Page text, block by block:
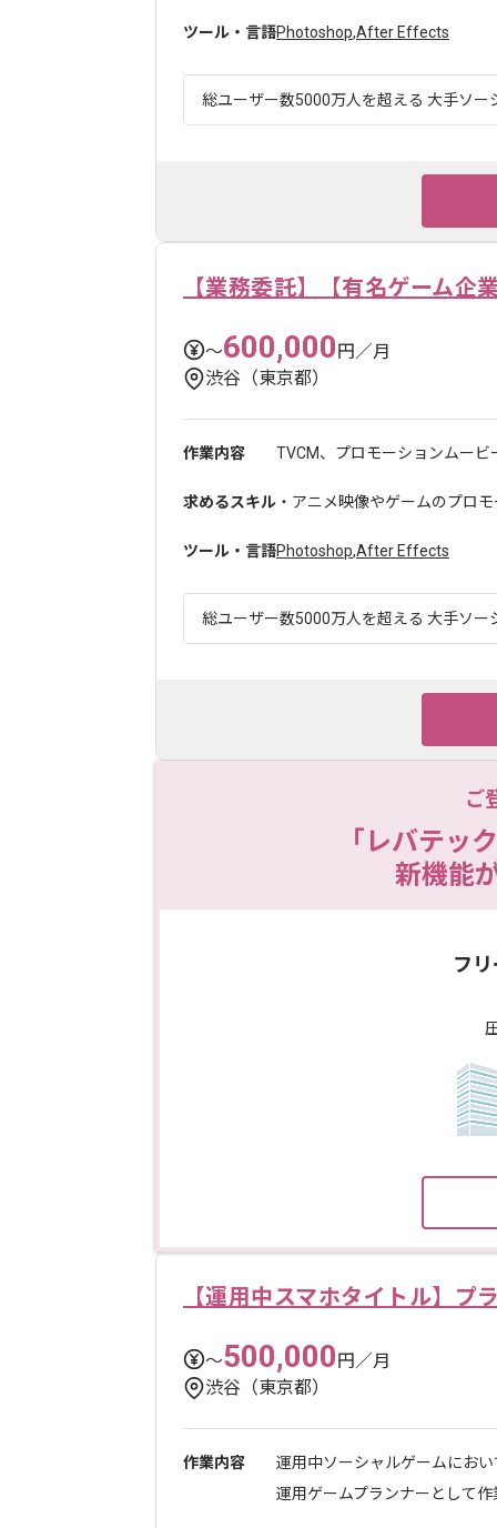
ツール・言語Photoshop,After Effects
総ユーザー数5000万人を超える 大手ソ
【業務委託】【有名ゲーム企
〜600,000円／月
渋谷（東京都）
作業内容 TVCM、プロモーションムー
求めるスキル ・アニメ映像やゲームのプロ
ツール・言語Photoshop,After Effects
総ユーザー数5000万人を超える 大手ソ
ご
「レバテッ
新機能
フ
【運用中スマホタイトル】プ
〜500,000円／月
渋谷（東京都）
作業内容
運用中ソーシャルゲームにおい
運用ゲームプランナーとして